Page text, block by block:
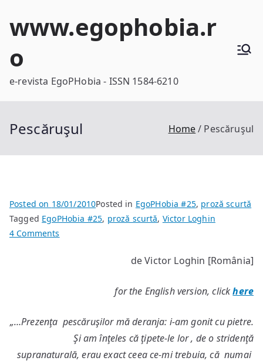
www.egophobia.r
o
e-revista EgoPHobia - ISSN 1584-6210
Pescăruşul Home Pescăruşul
Posted on 18/01/2010Posted in EgoPHobia #25, proză scurtă
Tagged EgoPHobia #25, proză scurtă, Victor Loghin
4 Comments
de Victor Loghin [România]
for the English version, clickhere
„…Prezenţa pescăruşilor mă deranja: i-am gonit cu pietre.
Şi am înţeles că ţipete-le lor , de o stridenţă
supranaturală, erau exact ceea ce-mi trebuia, că numai